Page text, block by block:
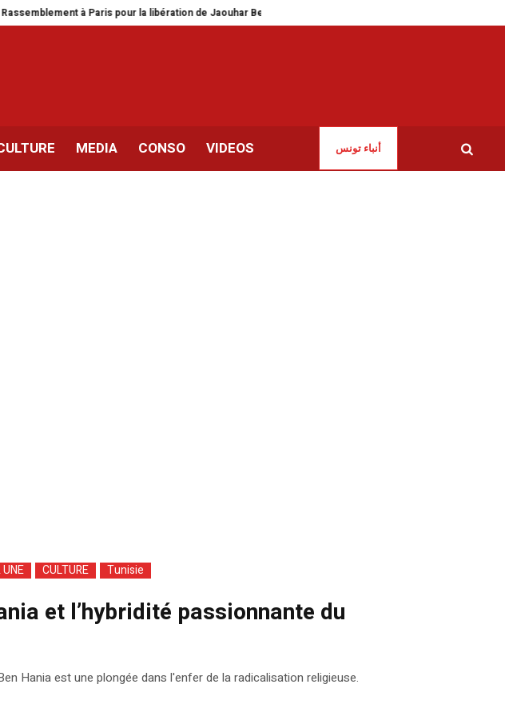
à Paris pour la libération de Jaouhar Ben Mbarek
MEDIA CONSO VIDEOS أنباء تونس
CULTURE Tunisie
et l’hybridité passionnante du
Hania est une plongée dans l'enfer de la radicalisation religieuse.